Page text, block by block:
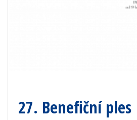
27. Benefiční ples